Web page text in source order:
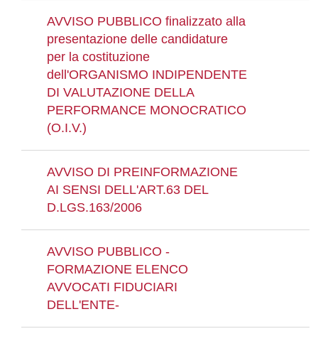
AVVISO PUBBLICO finalizzato alla
presentazione delle candidature
per la costituzione
dell'ORGANISMO INDIPENDENTE
DI VALUTAZIONE DELLA
PERFORMANCE MONOCRATICO
(O.I.V.)
AVVISO DI PREINFORMAZIONE
AI SENSI DELL'ART.63 DEL
D.LGS.163/2006
AVVISO PUBBLICO -
FORMAZIONE ELENCO
AVVOCATI FIDUCIARI
DELL'ENTE-